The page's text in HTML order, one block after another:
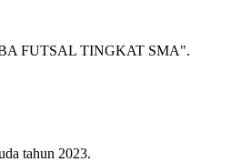
FUTSAL TINGKAT SMA".
tahun 2023.